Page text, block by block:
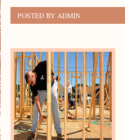
POSTED BY ADMIN